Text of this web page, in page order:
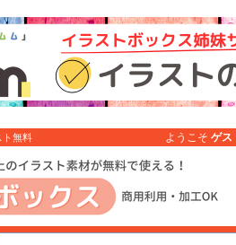
ト無料 ようこそ ゲス